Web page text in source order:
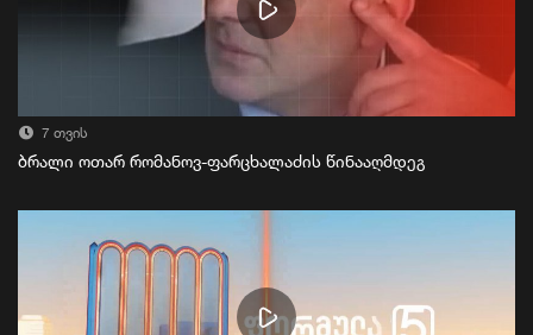
7 თვის
ბრალი ოთარ რომანოვ-ფარცხალაძის წინააღმდეგ